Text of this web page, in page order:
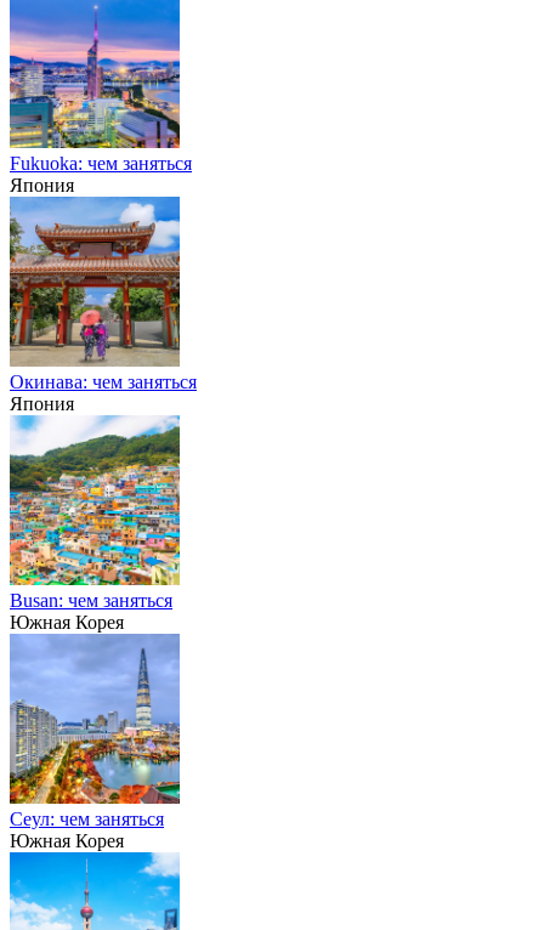
Fukuoka: чем заняться
Япония
Окинава: чем заняться
Япония
Busan: чем заняться
Южная Корея
Сеул: чем заняться
Южная Корея